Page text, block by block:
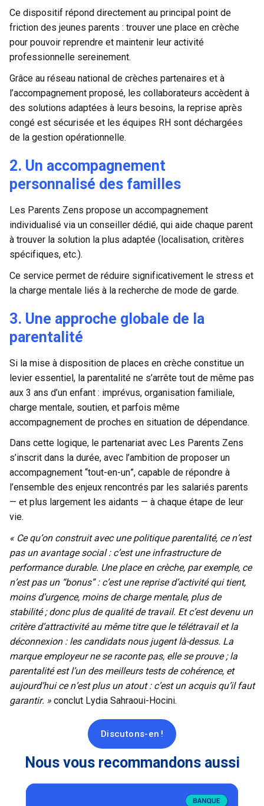
Ce dispositif répond directement au principal point de
friction des jeunes parents : trouver une place en crèche
pour pouvoir reprendre et maintenir leur activité
professionnelle sereinement.
Grâce au réseau national de crèches partenaires et à
l’accompagnement proposé, les collaborateurs accèdent à
des solutions adaptées à leurs besoins, la reprise après
congé est sécurisée et les équipes RH sont déchargées
de la gestion opérationnelle.
2. Un accompagnement
personnalisé des familles
Les Parents Zens propose un accompagnement
individualisé via un conseiller dédié, qui aide chaque parent
à trouver la solution la plus adaptée (localisation, critères
spécifiques, etc.).
Ce service permet de réduire significativement le stress et
la charge mentale liés à la recherche de mode de garde.
3. Une approche globale de la
parentalité
Si la mise à disposition de places en crèche constitue un
levier essentiel, la parentalité ne s’arrête tout de même pas
aux 3 ans d’un enfant : imprévus, organisation familiale,
charge mentale, soutien, et parfois même
accompagnement de proches en situation de dépendance.
Dans cette logique, le partenariat avec Les Parents Zens
s’inscrit dans la durée, avec l’ambition de proposer un
accompagnement “tout-en-un”, capable de répondre à
l’ensemble des enjeux rencontrés par les salariés parents
— et plus largement les aidants — à chaque étape de leur
vie.
« Ce qu’on construit avec une politique parentalité, ce n’est
pas un avantage social : c’est une infrastructure de
performance durable. Une place en crèche, par exemple, ce
n’est pas un “bonus” : c’est une reprise d’activité qui tient,
moins d’urgence, moins de charge mentale, plus de
stabilité ; donc plus de qualité de travail. Et c’est devenu un
critère d’attractivité au même titre que le télétravail et la
déconnexion : les candidats nous jugent là-dessus. La
marque employeur ne se raconte pas, elle se prouve ; la
parentalité est l’un des meilleurs tests de cohérence, et
aujourd’hui ce n’est plus un atout : c’est un acquis qu’il faut
garantir. » conclut Lydia Sahraoui-Hocini.
Discutons-en !
Nous vous recommandons aussi